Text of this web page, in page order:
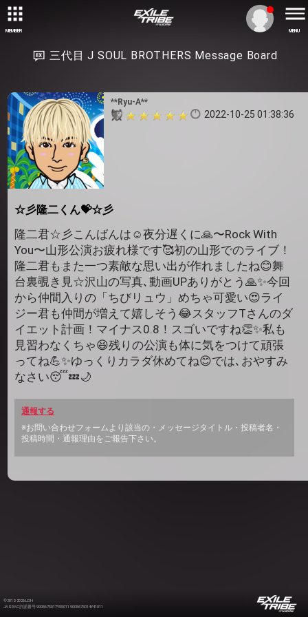
MEMBER MENU
三代目 J SOUL BROTHERS Message Board
**Ryu-A**
2022-10-25 01:38:36
☆彡隆二くん💝☆彡
隆二君☆彡こんばんは☺️夜分遅くに🙏〜Rock With
You〜山形公演お疲れ様です🥰初の山形でのライブ！
隆二君もまた一つ素敵な思い出が作れましたね😊舞
台裏覗き見☆沢山の写真､動画UPありがとう🙏✨今回
から仲間入りの「ちびリュウ」めちゃ可愛い😍ライ
ジー君も仲間が増えて嬉しそう😂スタッフTさんのダ
イエット計画！マイナス0.8！スゴいですね👏✨私も
見習わなくちゃ😆残りの公演も体に気をつけて頑張
ってね💪✨ゆっくりカラダ休めてね😊では､おやすみ
なさい😴💤🌙
通報する
※お問い合わせフォームより該当の・メッセージタイトル・投稿者名・
投稿時間・通報理由をご報告下さい。
©2012-2026 LDH
JASRAC許諾番号 9008675017Y55011 9008675014Y41011